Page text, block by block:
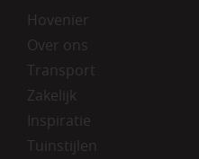
Hovenier
Over ons
Transport
Zakelijk
Inspiratie
Tuinstijlen